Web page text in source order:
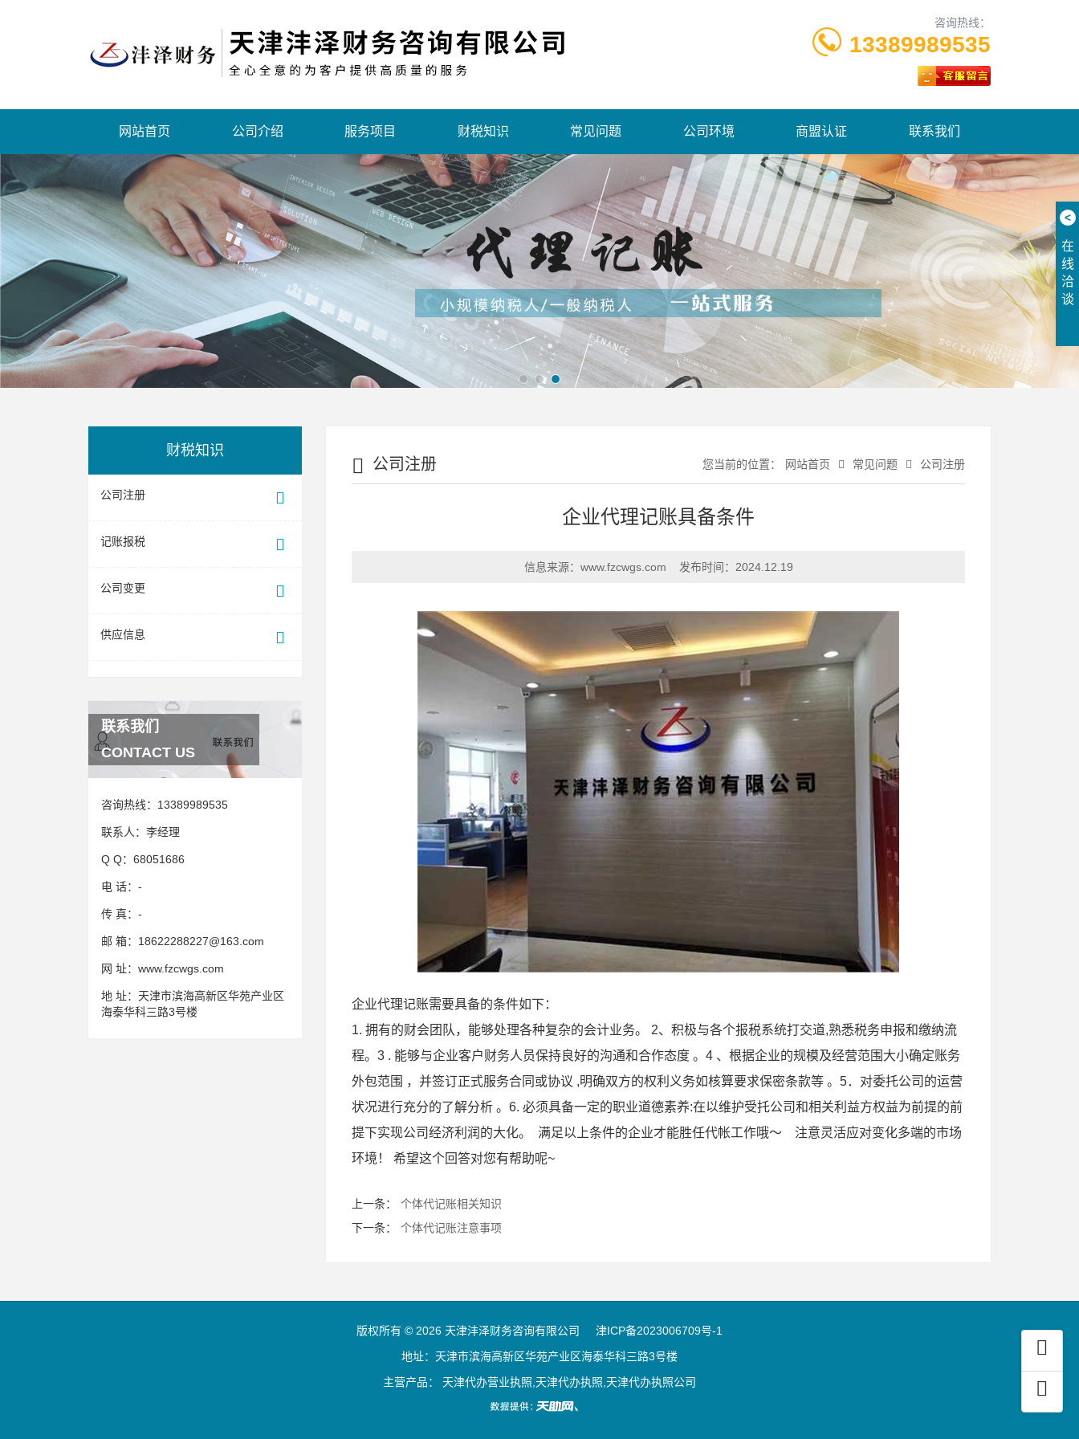
咨询热线：
13389989535
网站首页 公司介绍 服务项目 财税知识 常见问题 公司环境 商盟认证 联系我们
财税知识
公司注册
记账报税
公司变更
供应信息
联系我们
CONTACT US
咨询热线： 13389989535
联系人： 李经理
Q Q： 68051686
电 话： -
传 真： -
邮 箱： 18622288227@163.com
网 址： www.fzcwgs.com
地 址： 天津市滨海高新区华苑产业区
海泰华科三路3号楼
公司注册 您当前的位置： 网站首页 常见问题 公司注册
企业代理记账具备条件
信息来源： www.fzcwgs.com 发布时间： 2024.12.19
企业代理记账需要具备的条件如下：
1. 拥有的财会团队，能够处理各种复杂的会计业务。 2、积极与各个报税系统打交道,熟悉税务申报和缴纳流
程。3 . 能够与企业客户财务人员保持良好的沟通和合作态度 。4 、根据企业的规模及经营范围大小确定账务
外包范围 ，并签订正式服务合同或协议 ,明确双方的权利义务如核算要求保密条款等 。5．对委托公司的运营
状况进行充分的了解分析 。6. 必须具备一定的职业道德素养:在以维护受托公司和相关利益方权益为前提的前
提下实现公司经济利润的大化。 满足以上条件的企业才能胜任代帐工作哦～ 注意灵活应对变化多端的市场
环境！ 希望这个回答对您有帮助呢~
上一条：
个体代记账相关知识
下一条：
个体代记账注意事项
版权所有 © 2026 天津沣泽财务咨询有限公司
津ICP备2023006709号-1
地址：天津市滨海高新区华苑产业区海泰华科三路3号楼
主营产品： 天津代办营业执照,天津代办执照,天津代办执照公司
<
在
线
洽
谈